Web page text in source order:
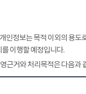
정보는 목적 이외의 용도
이행할 예정입니다.
근거와 처리목적은 다음과